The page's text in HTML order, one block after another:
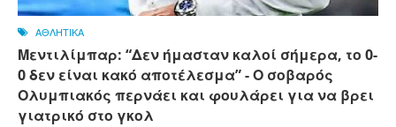
ΑΘΛΗΤΙΚΑ
Μεντιλίμπαρ: “Δεν ήμασταν καλοί σήμερα, το 0-
0 δεν είναι κακό αποτέλεσμα” - Ο σοβαρός
Ολυμπιακός περνάει και φουλάρει για να βρει
γιατρικό στο γκολ